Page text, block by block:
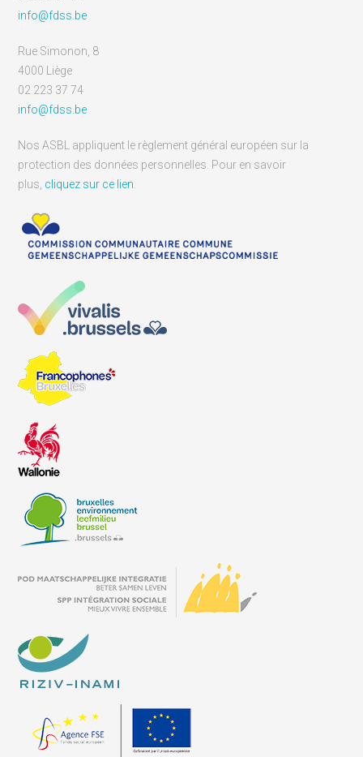
info@fdss.be
Rue Simonon, 8
4000 Liège
02 223 37 74
info@fdss.be
Nos ASBL appliquent le règlement général européen sur la
protection des données personnelles. Pour en savoir
plus, cliquez sur ce lien